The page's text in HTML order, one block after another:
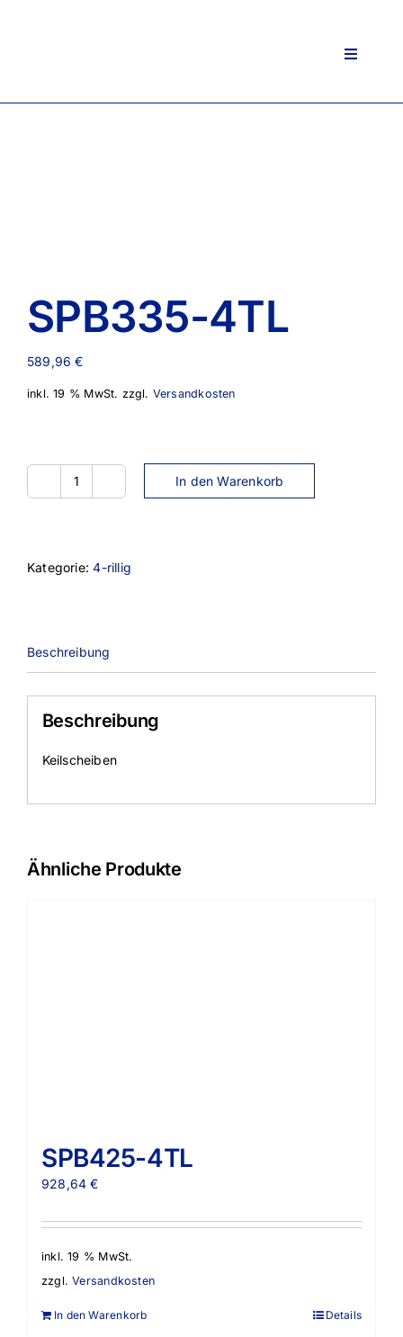
Toggle
SPB335-4TL
589,96€
inkl. 19 % MwSt. zzgl. Versandkosten
SPB335-
In den Warenkorb
Kategorie:4-rillig
Beschreibung
Beschreibung
Keilscheiben
Ähnliche Produkte
SPB425-4TL
928,64€
inkl. 19 % MwSt.
zzgl.Versandkosten
In den Warenkorb Details